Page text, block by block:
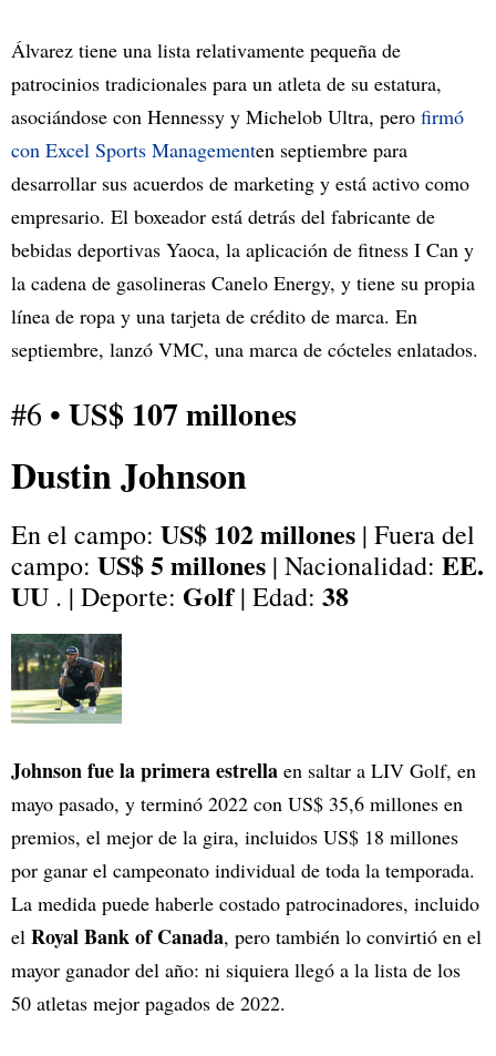
Álvarez tiene una lista relativamente pequeña de
patrocinios tradicionales para un atleta de su estatura,
asociándose con Hennessy y Michelob Ultra, pero firmó
con Excel Sports Managementen septiembre para
desarrollar sus acuerdos de marketing y está activo como
empresario. El boxeador está detrás del fabricante de
bebidas deportivas Yaoca, la aplicación de fitness I Can y
la cadena de gasolineras Canelo Energy, y tiene su propia
línea de ropa y una tarjeta de crédito de marca. En
septiembre, lanzó VMC, una marca de cócteles enlatados.
#6 • US$ 107 millones
Dustin Johnson
En el campo: US$ 102 millones | Fuera del
campo: US$ 5 millones | Nacionalidad: EE.
UU . | Deporte: Golf| Edad: 38
Johnson fue la primera estrella en saltar a LIV Golf, en
mayo pasado, y terminó 2022 con US$ 35,6 millones en
premios, el mejor de la gira, incluidos US$ 18 millones
por ganar el campeonato individual de toda la temporada.
La medida puede haberle costado patrocinadores, incluido
el Royal Bank of Canada, pero también lo convirtió en el
mayor ganador del año: ni siquiera llegó a la lista de los
50 atletas mejor pagados de 2022.